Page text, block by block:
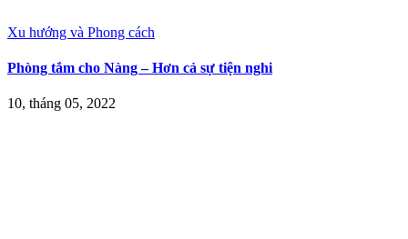
Xu hướng và Phong cách
Phòng tắm cho Nàng – Hơn cả sự tiện nghi
10, tháng 05, 2022